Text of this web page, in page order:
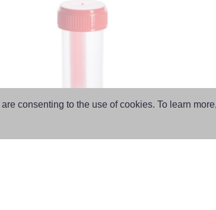
consenting to the use of cookies. To learn